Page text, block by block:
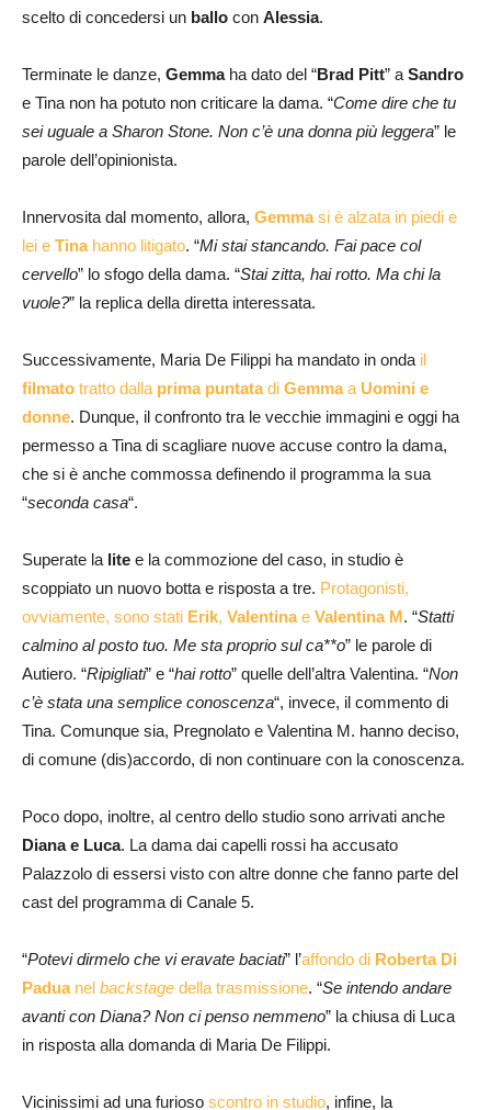
scelto di concedersi un ballo con Alessia.
Terminate le danze, Gemmaha dato del “Brad Pitt” aSandro
e Tina non ha potuto non criticare la dama. “Come dire che tu
sei uguale a Sharon Stone. Non c’è una donna più leggera” le
parole dell’opinionista.
Innervosita dal momento, allora, Gemmasi è alzata in piedi e
lei e Tinahanno litigato. “Mi stai stancando. Fai pace col
cervello” lo sfogo della dama. “Stai zitta, hai rotto. Ma chi la
vuole?” la replica della diretta interessata.
Successivamente, Maria De Filippi ha mandato in onda il
filmato tratto dalla prima puntatadi GemmaaUomini e
donne. Dunque, il confronto tra le vecchie immagini e oggi ha
permesso a Tina di scagliare nuove accuse contro la dama,
che si è anche commossa definendo il programma la sua
“seconda casa“.
Superate la lite e la commozione del caso, in studio è
scoppiato un nuovo botta e risposta a tre. Protagonisti,
ovviamente, sono stati Erik, Valentinae Valentina M . “Statti
calmino al posto tuo. Me sta proprio sul ca**o” le parole di
Autiero. “Ripigliati” e “hai rotto” quelle dell’altra Valentina. “Non
c’è stata una semplice conoscenza“, invece, il commento di
Tina. Comunque sia, Pregnolato e Valentina M. hanno deciso,
di comune (dis)accordo, di non continuare con la conoscenza.
Poco dopo, inoltre, al centro dello studio sono arrivati anche
Diana e Luca. La dama dai capelli rossi ha accusato
Palazzolo di essersi visto con altre donne che fanno parte del
cast del programma di Canale 5.
“Potevi dirmelo che vi eravate baciati” l’affondo di Roberta Di
Paduanel backstage della trasmissione. “Se intendo andare
avanti con Diana? Non ci penso nemmeno” la chiusa di Luca
in risposta alla domanda di Maria De Filippi.
Vicinissimi ad una furioso scontro in studio, infine, la